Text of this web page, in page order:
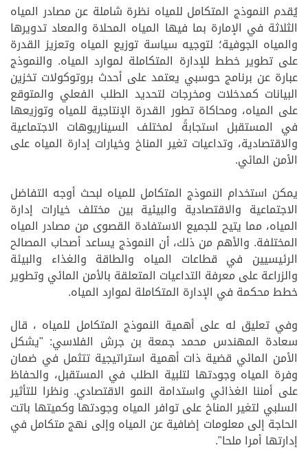
يُقدم النموذج المتكامل للمياه نظرة شاملة عن مصادر المياه
الثلاثة في الإمارة بما فيها المياه المحلاة والمعاد تدويرها
والمياه الجوفية؛ لتوجيه سياسة توزيع المياه وتعزيز القدرة
على تطوير خطط للإدارة المتكاملة لموارد المياه. والنموذج
عبارة عن برنامج حوسبي يعتمد على أحدث بروتوكولات تخزين
البيانات كمدخلات ومخرجات لتحديد الطلب الفعلي والمتوقع
على المياه، ومحاكاة تطور القدرة الإنتاجية للمياه وتوزيعها
في المستقبل استجابةً لمختلف السيناريوهات الاجتماعية
والاقتصادية، وتداعيات تغير المناخ وخيارات إدارة المياه على
الأمن المائي.
يمكن استخدام النموذج المتكامل للمياه لبحث أوجه التفاضل
الاجتماعية والاقتصادية والبيئية بين مختلف خيارات إدارة
المياه، مما يتيح للجميع الاستفادة القصوى من مصادر المياه
المختلفة. والأهم من ذلك، أن النموذج يساعد أصحاب المصالح
الرئيسيين في قطاعات المياه والطاقة والغذاء والبيئة
والزراعة على معرفة التداعيات المتعلقة بالأمن المائي وتطوير
خطط محكمة في الإدارة المتكاملة لموارد المياه.
وفي تعليق له على أهمية النموذج المتكامل للمياه ، قال
سعادة المهندس محمد جمعة بن جرش الفلاسي: "يشكل
الأمن المائي قضية ذات أهمية استراتيجية تتثمل في ضمان
وفرة المياه وجودتها لتلبية الطلب في المستقبل، والحفاظ
على أمننا الغذائي واستدامة النمو الاقتصادي. ونظرا للتأثير
السلبي لتغير المناخ على توافر المياه وجودتها وكميتها باتت
الحاجة إلى معلومات إضافية عن المياه وإلى نهج متكامل في
إدارتها أمرا ملحا".